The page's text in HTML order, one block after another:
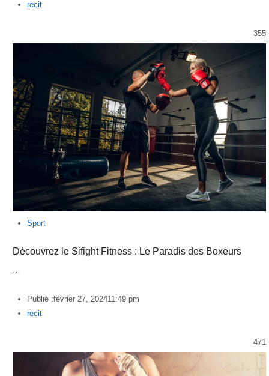
Author
recit
355
Sport
Découvrez le Sifight Fitness : Le Paradis des Boxeurs
…
Publié :février 27, 202411:49 pm
Author
recit
471